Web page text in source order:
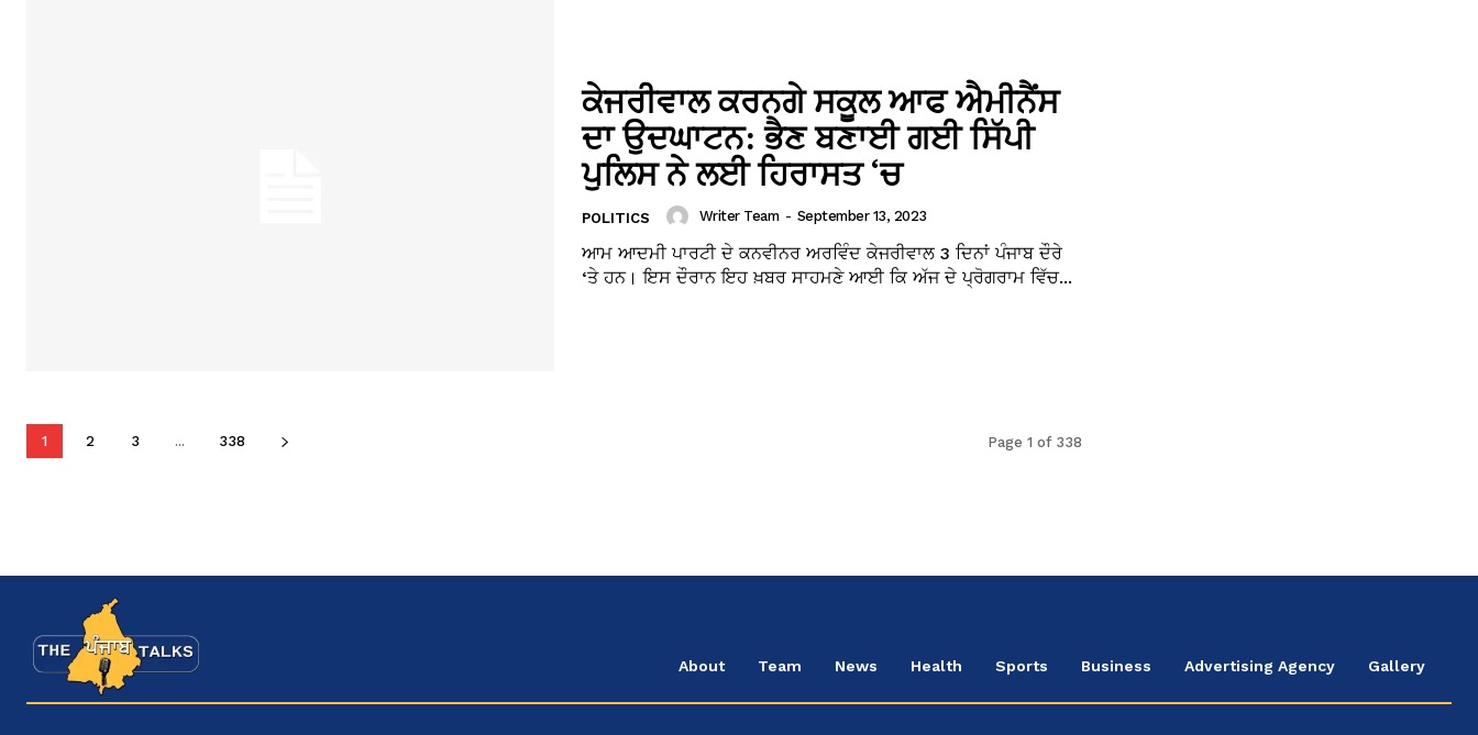
ਕੇਜਰੀਵਾਲ ਕਰਨਗੇ ਸਕੂਲ ਆਫ ਐਮੀਨੈਂਸ
ਦਾ ਉਦਘਾਟਨ: ਭੈਣ ਬਣਾਈ ਗਈ ਸਿੱਪੀ
ਪੁਲਿਸ ਨੇ ਲਈ ਹਿਰਾਸਤ ‘ਚ
POLITICS Writer Team - September 13, 2023
ਆਮ ਆਦਮੀ ਪਾਰਟੀ ਦੇ ਕਨਵੀਨਰ ਅਰਵਿੰਦ ਕੇਜਰੀਵਾਲ 3 ਦਿਨਾਂ ਪੰਜਾਬ ਦੌਰੇ
‘ਤੇ ਹਨ। ਇਸ ਦੌਰਾਨ ਇਹ ਖ਼ਬਰ ਸਾਹਮਣੇ ਆਈ ਕਿ ਅੱਜ ਦੇ ਪ੍ਰੋਗਰਾਮ ਵਿੱਚ...
1 2 3 ... 338 Page 1 of 338
About Team News Health Sports Business Advertising Agency Gallery